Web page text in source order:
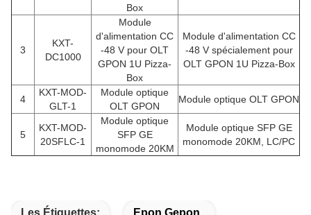
Box
3
KXT-
DC1000
Module
d'alimentation CC
-48 V pour OLT
GPON 1U Pizza-
Box
Module d'alimentation CC
-48 V spécialement pour
OLT GPON 1U Pizza-Box
4
KXT-MOD-
GLT-1
Module optique
OLT GPON
Module optique OLT GPON
5
KXT-MOD-
20SFLC-1
Module optique
SFP GE
monomode 20KM
Module optique SFP GE
monomode 20KM, LC/PC
Les Étiquettes: Epon Gepon